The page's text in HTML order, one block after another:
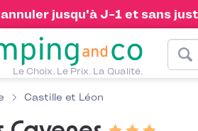
jusqu'à J-1 et sans
Le Choix. Le Prix. La Qualité.
Castille et Léon